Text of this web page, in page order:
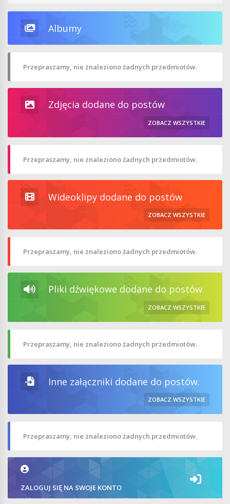
Albumy
Przepraszamy, nie znaleziono żadnych przedmiotów.
Zdjęcia dodane do postów
ZOBACZ WSZYSTKIE
Przepraszamy, nie znaleziono żadnych przedmiotów.
Wideoklipy dodane do postów
ZOBACZ WSZYSTKIE
Przepraszamy, nie znaleziono żadnych przedmiotów.
Pliki dźwiękowe dodane do postów
ZOBACZ WSZYSTKIE
Przepraszamy, nie znaleziono żadnych przedmiotów.
Inne załączniki dodane do postów.
ZOBACZ WSZYSTKIE
Przepraszamy, nie znaleziono żadnych przedmiotów.
ZALOGUJ SIĘ NA SWOJE KONTO